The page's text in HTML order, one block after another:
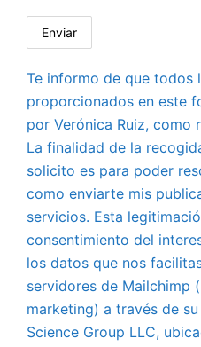
Te informo de que todos
proporcionados en este
por Verónica Ruiz, como
La finalidad de la
solicito es para poder
como enviarte mis
servicios. Esta
consentimiento del
los datos que nos
servidores de Mailchimp
marketing) a través de
Science Group LLC,